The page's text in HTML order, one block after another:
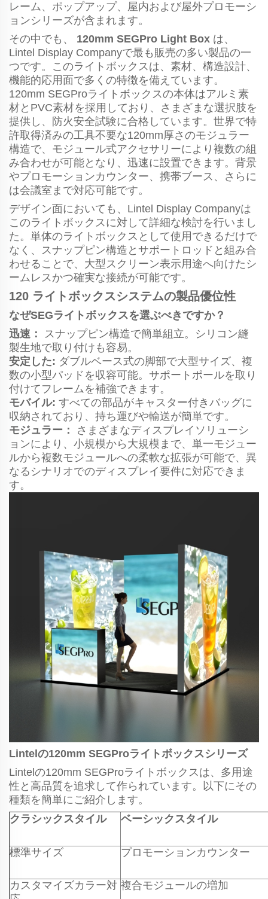
レーム、ポップアップ、屋内および屋外プロモーシ
ョンシリーズが含まれます。
その中でも、 120mm SEGPro Light Box は、
Lintel Display Companyで最も販売の多い製品の一
つです。このライトボックスは、素材、構造設計、
機能的応用面で多くの特徴を備えています。
120mm SEGProライトボックスの本体はアルミ素
材とPVC素材を採用しており、さまざまな選択肢を
提供し、防火安全試験に合格しています。世界で特
許取得済みの工具不要な120mm厚さのモジュラー
構造で、モジュール式アクセサリーにより複数の組
み合わせが可能となり、迅速に設置できます。背景
やプロモーションカウンター、携帯ブース、さらに
は会議室まで対応可能です。
デザイン面においても、Lintel Display Companyは
このライトボックスに対して詳細な検討を行いまし
た。単体のライトボックスとして使用できるだけで
なく、スナップピン構造とサポートロッドと組み合
わせることで、大型スクリーン表示用途へ向けたシ
ームレスかつ確実な接続が可能です。
120 ライトボックスシステムの製品優位性
なぜSEGライトボックスを選ぶべきですか？
迅速： スナップピン構造で簡単組立。シリコン縫
製生地で取り付けも容易。
安定した: ダブルベース式の脚部で大型サイズ、複
数の小型パッドを収容可能。サポートポールを取り
付けてフレームを補強できます。
モバイル: すべての部品がキャスター付きバッグに
収納されており、持ち運びや輸送が簡単です。
モジュラー： さまざまなディスプレイソリューシ
ョンにより、小規模から大規模まで、単一モジュー
ルから複数モジュールへの柔軟な拡張が可能で、異
なるシナリオでのディスプレイ要件に対応できま
す。
Lintelの120mm SEGProライトボックスシリーズ
Lintelの120mm SEGProライトボックスは、多用途
性と高品質を追求して作られています。以下にその
種類を簡単にご紹介します。
クラシックスタイル ベーシックスタイル
標準サイズ プロモーションカウンター
カスタマイズカラー対 複合モジュールの増加